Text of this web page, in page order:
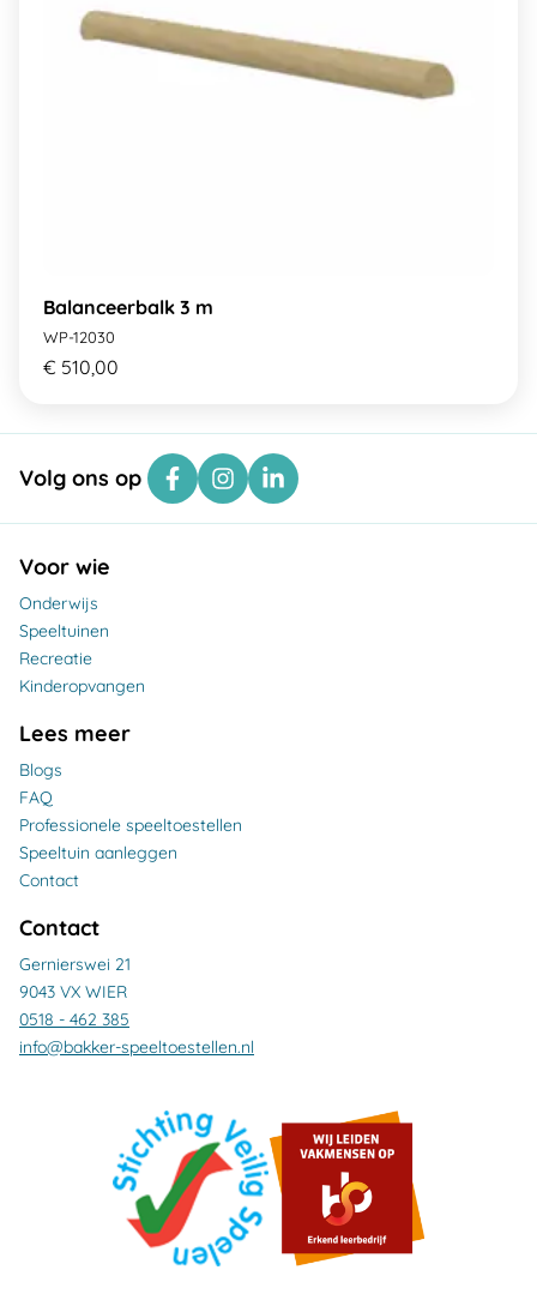
Balanceerbalk 3 m
WP-12030
€ 510,00
Volg ons op
Voor wie
Onderwijs
Speeltuinen
Recreatie
Kinderopvangen
Lees meer
Blogs
FAQ
Professionele speeltoestellen
Speeltuin aanleggen
Contact
Contact
Gernierswei 21
9043 VX WIER
0518 - 462 385
info@bakker-speeltoestellen.nl